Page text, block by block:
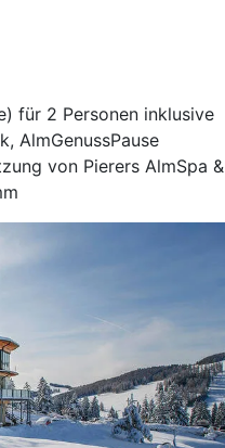
für 2 Personen inklusive
AlmGenussPause
von Pierers AlmSpa &